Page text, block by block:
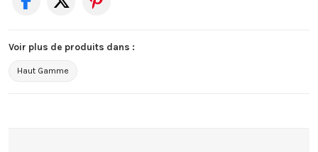
Voir plus de produits dans :
Haut Gamme